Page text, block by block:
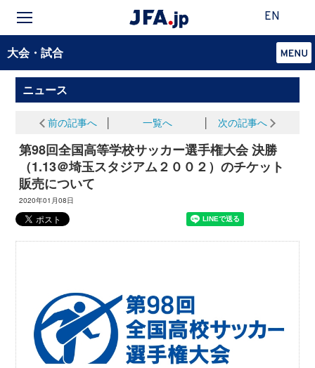
EN
大会・試合
ニュース
前の記事へ 一覧へ 次の記事へ
第98回全国高等学校サッカー選手権大会 決勝
（1.13＠埼玉スタジアム２００２）のチケット
販売について
2020年01月08日